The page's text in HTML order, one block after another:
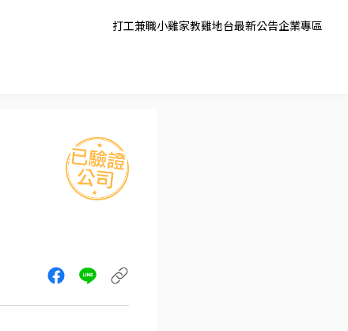
打工兼職小雞家教雞地台最新公告企業專區